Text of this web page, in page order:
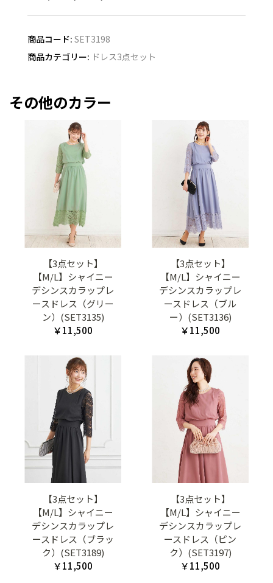
商品コード: SET3198
商品カテゴリー: ドレス3点セット
その他のカラー
【3点セット】
【M/L】シャイニー
デシンスカラップレ
ースドレス（グリー
ン）(SET3135)
￥11,500
【3点セット】
【M/L】シャイニー
デシンスカラップレ
ースドレス（ブル
ー）(SET3136)
￥11,500
【3点セット】
【M/L】シャイニー
デシンスカラップレ
ースドレス（ブラッ
ク）(SET3189)
￥11,500
【3点セット】
【M/L】シャイニー
デシンスカラップレ
ースドレス（ピン
ク）(SET3197)
￥11,500